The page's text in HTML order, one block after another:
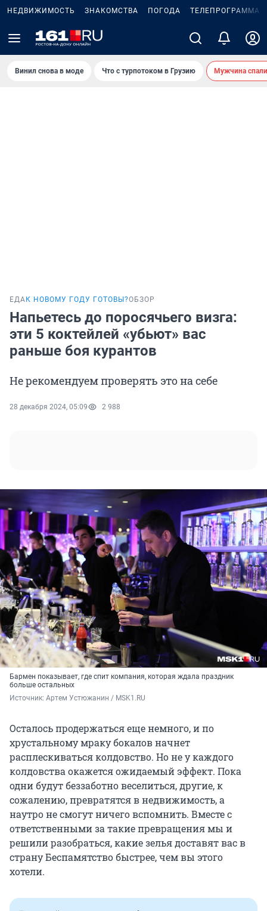
НЕДВИЖИМОСТЬ ЗНАКОМСТВА ПОГОДА ТЕЛЕПРОГРАММА
Винил снова в моде Что с турпотоком в Грузию Мужчина
ЕДА К НОВОМУ ГОДУ ГОТОВЫ?ОБЗОР
Напьетесь до поросячьего визга:
эти 5 коктейлей «убьют» вас
раньше боя курантов
Не рекомендуем проверять это на себе
28 декабря 2024, 05:09 2 988
Бармен показывает, где спит компания, которая ждала праздник
больше остальных
Источник: Артем Устюжанин / MSK1.RU
Осталось продержаться еще немного, и по
хрустальному мраку бокалов начнет
расплескиваться колдовство. Но не у каждого
колдовства окажется ожидаемый эффект. Пока
одни будут беззаботно веселиться, другие, к
сожалению, превратятся в недвижимость, а
наутро не смогут ничего вспомнить. Вместе с
ответственными за такие превращения мы и
решили разобраться, какие зелья доставят вас в
страну Беспамятство быстрее, чем вы этого
хотели.